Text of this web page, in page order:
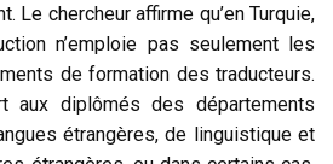
Le chercheur affirme qu’en Turquie,
n’emploie pas seulement les
de formation des traducteurs.
aux diplômés des départements
étrangères, de linguistique et